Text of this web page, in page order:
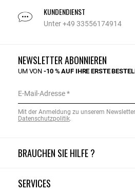
KUNDENDIENST
Unter +49 33556174914
BRAUCHEN SIE HILFE ?
SERVICES
NEWSLETTER ABONNIEREN
UM VON-10 % AUF IHRE ERSTE
E-Mail-Adresse
Mit der Anmeldung zu unserem
Datenschutzpolitik.